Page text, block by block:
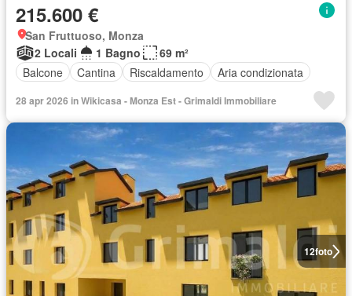
215.600 €
San Fruttuoso, Monza
2 Locali
1 Bagno
69 m²
Balcone
Cantina Riscaldamento Aria condizionata
28 apr 2026 in Wikicasa - Monza Est - Grimaldi Immobiliare
12foto